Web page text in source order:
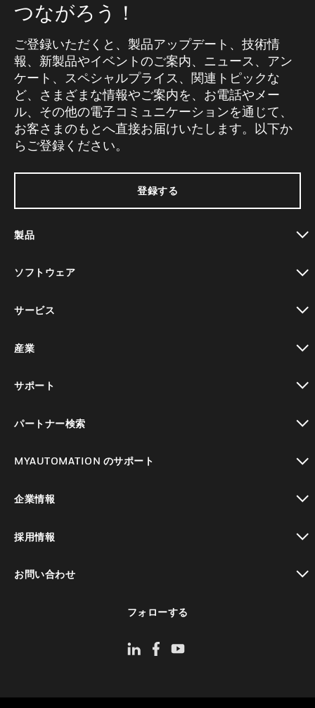
つながろう！
ご登録いただくと、製品アップデート、技術情
報、新製品やイベントのご案内、ニュース、アン
ケート、スペシャルプライス、関連トピックな
ど、さまざまな情報やご案内を、お電話やメー
ル、その他の電子コミュニケーションを通じて、
お客さまのもとへ直接お届けいたします。以下か
らご登録ください。
登録する
製品
ソフトウェア
サービス
産業
サポート
パートナー検索
MYAUTOMATION のサポート
企業情報
採用情報
お問い合わせ
フォローする